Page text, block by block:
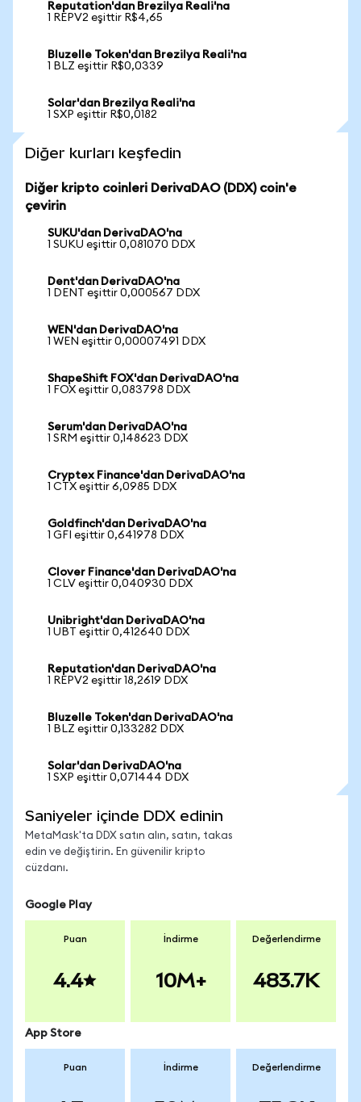
Reputation'dan Brezilya Reali'na
1 REPV2 eşittir R$4,65
Bluzelle Token'dan Brezilya Reali'na
1 BLZ eşittir R$0,0339
Solar'dan Brezilya Reali'na
1 SXP eşittir R$0,0182
Diğer kurları keşfedin
Diğer kripto coinleri DerivaDAO (DDX) coin'e
çevirin
SUKU'dan DerivaDAO'na
1 SUKU eşittir 0,081070 DDX
Dent'dan DerivaDAO'na
1 DENT eşittir 0,000567 DDX
WEN'dan DerivaDAO'na
1 WEN eşittir 0,00007491 DDX
ShapeShift FOX'dan DerivaDAO'na
1 FOX eşittir 0,083798 DDX
Serum'dan DerivaDAO'na
1 SRM eşittir 0,148623 DDX
Cryptex Finance'dan DerivaDAO'na
1 CTX eşittir 6,0985 DDX
Goldfinch'dan DerivaDAO'na
1 GFI eşittir 0,641978 DDX
Clover Finance'dan DerivaDAO'na
1 CLV eşittir 0,040930 DDX
Unibright'dan DerivaDAO'na
1 UBT eşittir 0,412640 DDX
Reputation'dan DerivaDAO'na
1 REPV2 eşittir 18,2619 DDX
Bluzelle Token'dan DerivaDAO'na
1 BLZ eşittir 0,133282 DDX
Solar'dan DerivaDAO'na
1 SXP eşittir 0,071444 DDX
Saniyeler içinde DDX edinin
MetaMask'ta DDX satın alın, satın, takas
edin ve değiştirin. En güvenilir kripto
cüzdanı.
Google Play
Puan
4.4
İndirme
10M+
Değerlendirme
483.7K
App Store
Puan İndirme Değerlendirme